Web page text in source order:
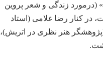
(درمورد زندگی و شعر پروین
در کنار رضا غلامی (استاد
هنر نظری در اتریش)،